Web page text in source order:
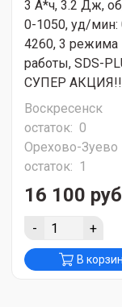
3 А*ч, 3.2 Дж,
0-1050, уд/мин:
4260, 3 режима
работы, SDS-
СУПЕР
Воскресенск
остаток: 0
Орехово-Зуево
остаток: 1
16 100
- +
В